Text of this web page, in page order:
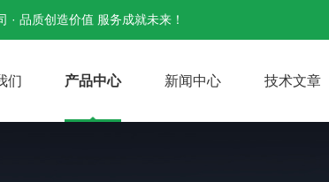
· 品质创造价值 服务成就未来！
们 产品中心 新闻中心 技术文章